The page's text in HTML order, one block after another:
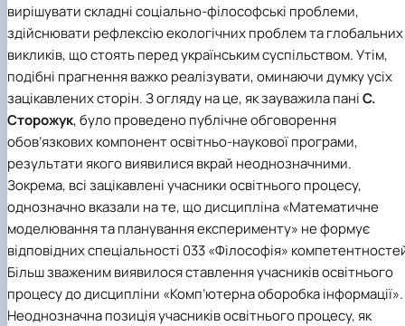
вирішувати складні соціально-філософські проблеми,
здійснювати рефлексію екологічних проблем та глобальних
викликів, що стоять перед українським суспільством. Утім,
подібні прагнення важко реалізувати, оминаючи думку усіх
зацікавлених сторін. З огляду на це, як зауважила паніС.
Сторожук, було проведено публічне обговорення
обов’язкових компонент освітньо-наукової програми,
результати якого виявилися вкрай неоднозначними.
Зокрема, всі зацікавлені учасники освітнього процесу,
однозначно вказали на те, що дисципліна «Математичне
моделювання та планування експерименту» не формує
відповіднихспеціальності 033 «Філософія»
Більш зваженим виявилося ставлення учасників освітнього
процесу до дисципліни «Комп’ютерна оборобка інформації».
Неоднозначна позиція учасників освітнього процесу, як